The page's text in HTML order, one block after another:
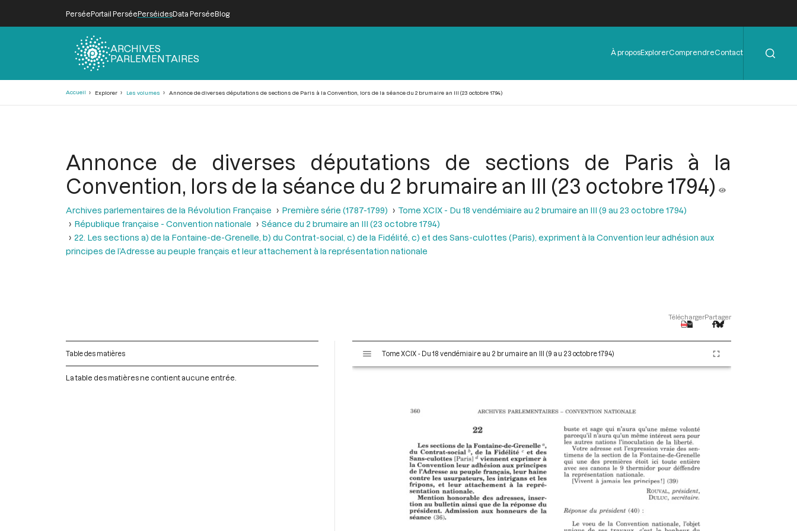
PerséePortail PerséePerséidesData PerséeBlog
ARCHIVES
PARLEMENTAIRES
Menu
de
À proposExplorerComprendreContact
Accueil Explorer Les volumes Annonce de diverses députations de sections de Paris à la Convention, lors de la séance du 2 brumaire an III (23 octobre 1794)
Annonce de diverses députations de sections de Paris à la
Convention, lors de la séance du 2 brumaire an III (23 octobre 1794)
Archives parlementaires de la Révolution Française Première série (1787-1799)
Tome XCIX - Du 18 vendémiaire au 2 brumaire an III (9 au 23 octobre 1794)
République française - Convention nationale
Séance du 2 brumaire an III (23 octobre 1794)
22. Les sections a) de la Fontaine-de-Grenelle, b) du Contrat-social, c) de la Fidélité, c) et des Sans-culottes (Paris), expriment à la Convention leur adhésion aux
principes de l’Adresse au peuple français et leur attachement à la représentation nationale
TéléchargerPartager
Table des matières
La table des matières ne contient aucune entrée.
s
Tome XCIX - Du 18 vendémiaire au 2 brumaire an III (9 au 23 octobre 1794)